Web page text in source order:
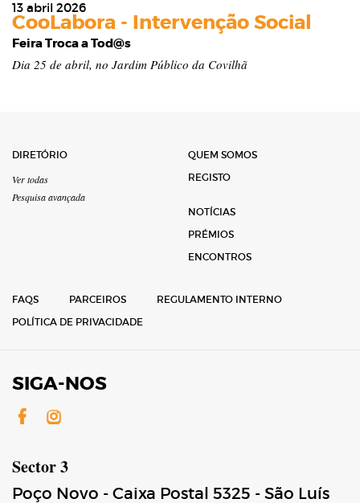
13 abril 2026
CooLabora - Intervenção Social
Feira Troca a Tod@s
Dia 25 de abril, no Jardim Público da Covilhã
DIRETÓRIO
Ver todas
Pesquisa avançada
QUEM SOMOS
REGISTO
NOTÍCIAS
PRÉMIOS
ENCONTROS
FAQS PARCEIROS
REGULAMENTO INTERNO
POLÍTICA DE PRIVACIDADE
SIGA-NOS
Facebook
Instagram
Sector 3
Poço Novo - Caixa Postal 5325 - São Luís